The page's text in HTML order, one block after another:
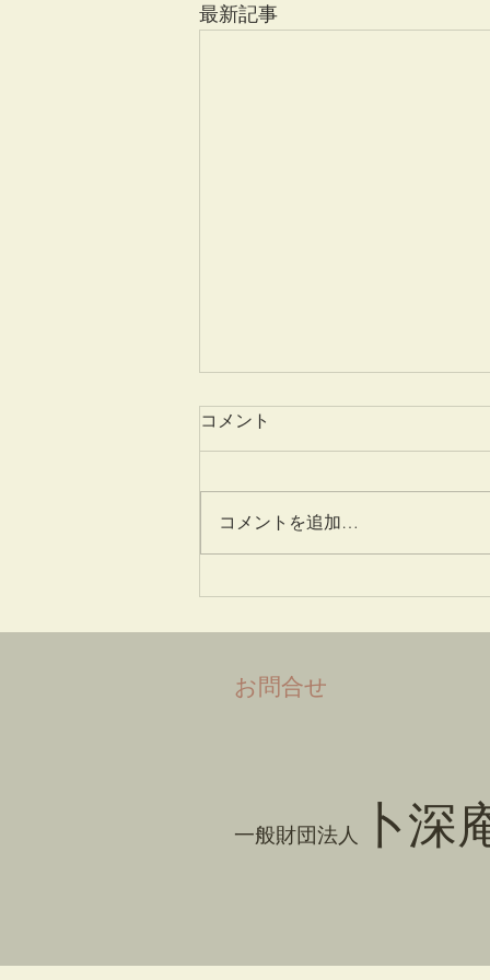
最新記事
一味神水
コメント
コメントを追加…
​お問合せ
一般財団法人 卜深